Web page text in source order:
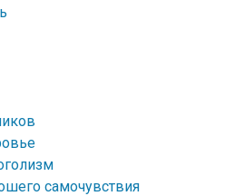
самочувствия